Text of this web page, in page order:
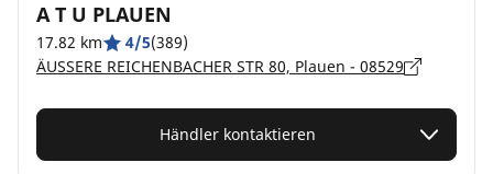
A T U PLAUEN
17.82 km 4/5(389)
ÄUSSERE REICHENBACHER STR 80, Plauen - 08529
Händler kontaktieren